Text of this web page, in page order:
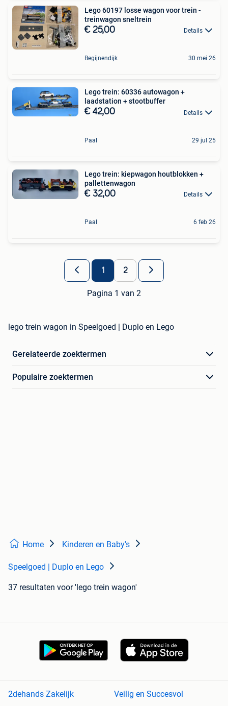
Lego 60197 losse wagon voor trein -
treinwagon sneltrein
€ 25,00 Details
Begijnendijk 30 mei 26
Lego trein: 60336 autowagon +
laadstation + stootbuffer
€ 42,00 Details
Paal 29 jul 25
Lego trein: kiepwagon houtblokken +
pallettenwagon
€ 32,00 Details
Paal 6 feb 26
1 2
Pagina 1 van 2
lego trein wagon in Speelgoed | Duplo en Lego
Gerelateerde zoektermen
Populaire zoektermen
Home Kinderen en Baby's
Speelgoed | Duplo en Lego
37 resultaten voor 'lego trein wagon'
2dehands Zakelijk Veilig en Succesvol